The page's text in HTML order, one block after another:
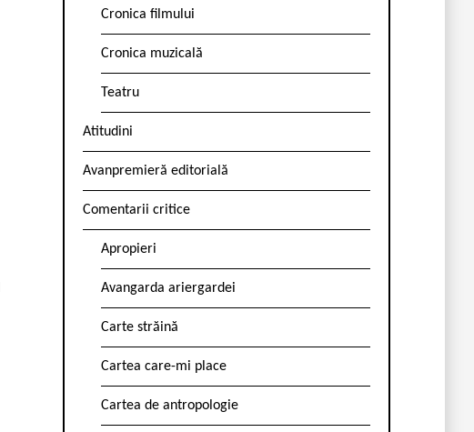
Cronica filmului
Cronica muzicală
Teatru
Atitudini
Avanpremieră editorială
Comentarii critice
Apropieri
Avangarda ariergardei
Carte străină
Cartea care-mi place
Cartea de antropologie